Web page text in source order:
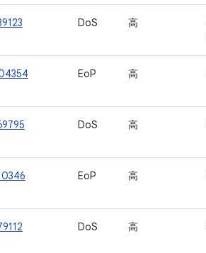
DoS 高
EoP 高
DoS 高
EoP 高
DoS 高